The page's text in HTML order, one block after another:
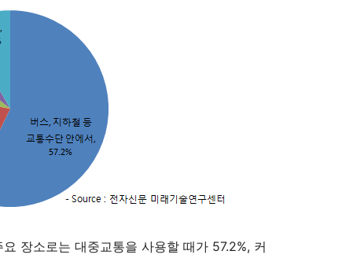
장소로는 대중교통을 사용할 때가 57.2%, 커